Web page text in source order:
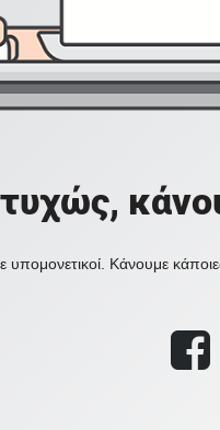
υπομονετικοί. Κάνουμε